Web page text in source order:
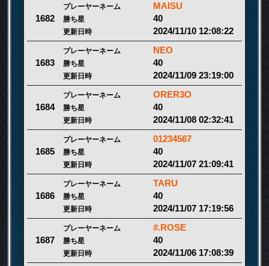
1682
プレーヤーネーム MAISU
勝ち星 40
更新日時 2024/11/10 12:08:22
1683
プレーヤーネーム NEO
勝ち星 40
更新日時 2024/11/09 23:19:00
1684
プレーヤーネーム ORER3O
勝ち星 40
更新日時 2024/11/08 02:32:41
1685
プレーヤーネーム 01234567
勝ち星 40
更新日時 2024/11/07 21:09:41
1686
プレーヤーネーム TARU
勝ち星 40
更新日時 2024/11/07 17:19:56
1687
プレーヤーネーム #.ROSE
勝ち星 40
更新日時 2024/11/06 17:08:39